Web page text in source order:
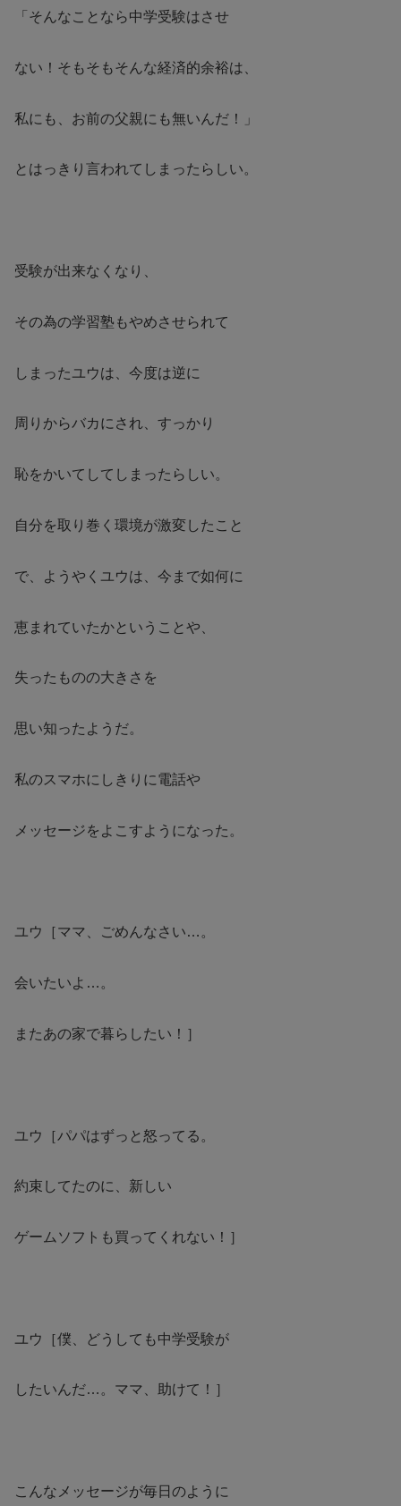
「そんなことなら中学受験はさせ
ない！そもそもそんな経済的余裕は、
私にも、お前の父親にも無いんだ！」
とはっきり言われてしまったらしい。
受験が出来なくなり、
その為の学習塾もやめさせられて
しまったユウは、今度は逆に
周りからバカにされ、すっかり
恥をかいてしてしまったらしい。
自分を取り巻く環境が激変したこと
で、ようやくユウは、今まで如何に
恵まれていたかということや、
失ったものの大きさを
思い知ったようだ。
私のスマホにしきりに電話や
メッセージをよこすようになった。
ユウ［ママ、ごめんなさい…。
会いたいよ…。
またあの家で暮らしたい！］
ユウ［パパはずっと怒ってる。
約束してたのに、新しい
ゲームソフトも買ってくれない！］
ユウ［僕、どうしても中学受験が
したいんだ…。ママ、助けて！］
こんなメッセージが毎日のように